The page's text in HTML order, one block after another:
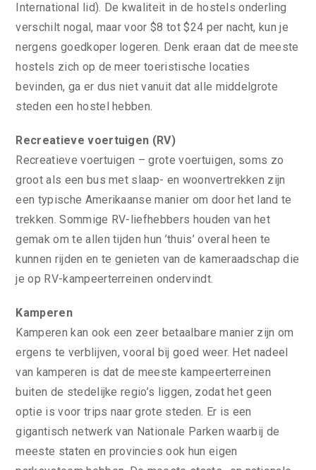
International lid). De kwaliteit in de hostels onderling
verschilt nogal, maar voor $8 tot $24 per nacht, kun je
nergens goedkoper logeren. Denk eraan dat de meeste
hostels zich op de meer toeristische locaties
bevinden, ga er dus niet vanuit dat alle middelgrote
steden een hostel hebben.
Recreatieve voertuigen (RV)
Recreatieve voertuigen – grote voertuigen, soms zo
groot als een bus met slaap- en woonvertrekken zijn
een typische Amerikaanse manier om door het land te
trekken. Sommige RV-liefhebbers houden van het
gemak om te allen tijden hun ’thuis’ overal heen te
kunnen rijden en te genieten van de kameraadschap die
je op RV-kampeerterreinen ondervindt.
Kamperen
Kamperen kan ook een zeer betaalbare manier zijn om
ergens te verblijven, vooral bij goed weer. Het nadeel
van kamperen is dat de meeste kampeerterreinen
buiten de stedelijke regio’s liggen, zodat het geen
optie is voor trips naar grote steden. Er is een
gigantisch netwerk van Nationale Parken waarbij de
meeste staten en provincies ook hun eigen